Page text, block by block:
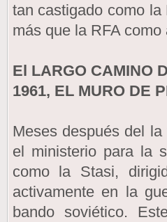
tan castigado como
más que la RFA
El LARGO CAMINO
1961, EL MURO DE
Meses después del
el ministerio para la
como la Stasi,
activamente en la
bando soviético.